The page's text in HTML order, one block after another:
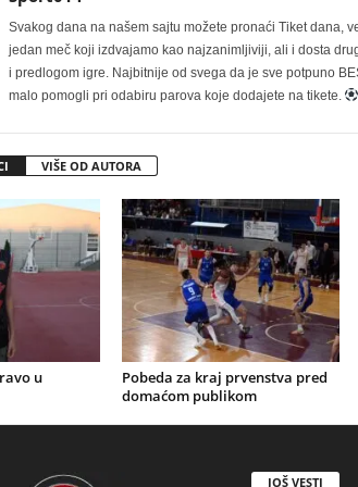
Svakog dana na našem sajtu možete pronaći Tiket dana,
jedan meč koji izdvajamo kao najzanimljiviji, ali i dosta
i predlogom igre. Najbitnije od svega da je sve potpuno
malo pomogli pri odabiru parova koje dodajete na tikete.
VIŠE OD AUTORA
u
Pobeda za kraj prvenstva pred
domaćom publikom
JOŠ VESTI